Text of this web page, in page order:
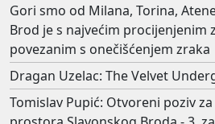
Gori smo od Milana, Torina,
Brod je s najvećim procijenjenim
povezanim s onečišćenjem zraka
Dragan Uzelac: The Velvet
Tomislav Pupić: Otvoreni poziv